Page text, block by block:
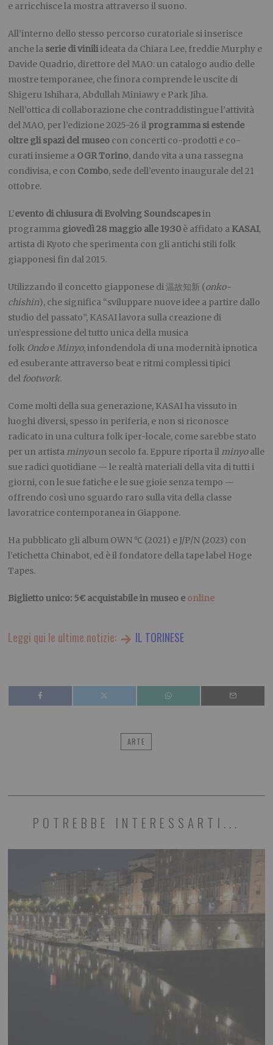
e arricchisce la mostra attraverso il suono.
All’interno dello stesso percorso curatoriale si inserisce
anche la serie di viniliideata da Chiara Lee, freddie Murphy e
Davide Quadrio, direttore del MAO: un catalogo audio delle
mostre temporanee, che finora comprende le uscite di
Shigeru Ishihara, Abdullah Miniawy e Park Jiha.
Nell’ottica di collaborazione che contraddistingue l’attività
del MAO, per l’edizione 2025-26 il programma si estende
oltre gli spazi del museo con concerti co-prodotti e co-
curati insieme a OGR Torino, dando vita a una rassegna
condivisa, e con Combo, sede dell’evento inaugurale del 21
ottobre.
L’evento di chiusura di Evolving Soundscapesin
programma giovedì 28 maggio alle 19:30 è affidato a KASAI,
artista di Kyoto che sperimenta con gli antichi stili folk
giapponesi fin dal 2015.
Utilizzando il concetto giapponese di 温故知新 (onko-
chishin), che significa “sviluppare nuove idee a partire dallo
studio del passato”, KASAI lavora sulla creazione di
un’espressione del tutto unica della musica
folk OndoeMinyo, infondendola di una modernità ipnotica
ed esuberante attraverso beat e ritmi complessi tipici
del footwork.
Come molti della sua generazione, KASAI ha vissuto in
luoghi diversi, spesso in periferia, e non si riconosce
radicato in una cultura folk iper-locale, come sarebbe stato
per un artista minyoun secolo fa. Eppure riporta il minyoalle
sue radici quotidiane — le realtà materiali della vita di tutti i
giorni, con le sue fatiche e le sue gioie senza tempo —
offrendo così uno sguardo raro sulla vita della classe
lavoratrice contemporanea in Giappone.
Ha pubblicato gli album OWN ℃ (2021) e J/P/N (2023) con
l’etichetta Chinabot, ed è il fondatore della tape label Hoge
Tapes.
Biglietto unico: 5€ acquistabile in museo e online
Leggi qui le ultime notizie: IL TORINESE
ARTE
POTREBBE INTERESSARTI...